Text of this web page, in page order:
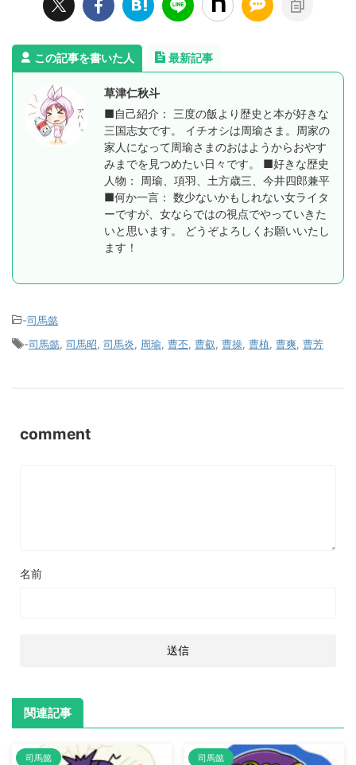
この記事を書いた人 最新記事
草津仁秋斗
■自己紹介： 三度の飯より歴史と本が好きな
三国志女です。 イチオシは周瑜さま。周家の
家人になって周瑜さまのおはようからおやす
みまでを見つめたい日々です。 ■好きな歴史
人物： 周瑜、項羽、土方歳三、今井四郎兼平
■何か一言： 数少ないかもしれない女ライタ
ーですが、女ならではの視点でやっていきた
いと思います。 どうぞよろしくお願いいたし
ます！
-司馬懿
-司馬懿, 司馬昭, 司馬炎, 周瑜, 曹丕, 曹叡, 曹操, 曹植, 曹爽, 曹芳
comment
名前
関連記事
司馬懿 司馬懿